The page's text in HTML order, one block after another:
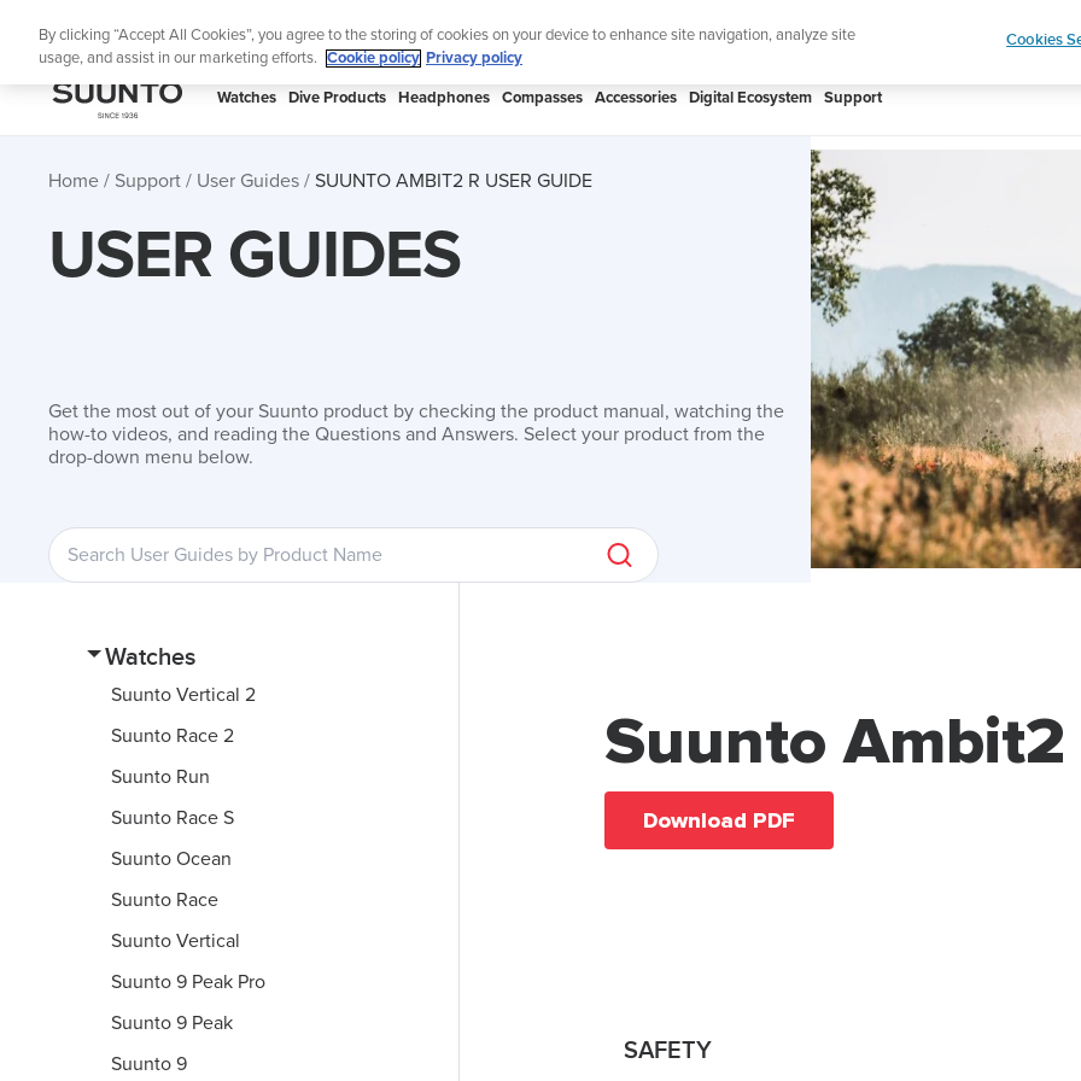
Lightweight sports watch designed for runners Shop
SUUNTO
Watches Dive Products Headphones Compasses Accessories Digital Ecosystem Support
Home Support User Guides SUUNTO AMBIT2 R USER GUIDE
USER GUIDES
Get the most out of your Suunto product by checking the product manual, watching the
how-to videos, and reading the Questions and Answers. Select your product from the
drop-down menu below.
Watches
Suunto Vertical 2
Suunto Race 2
Suunto Run
Suunto Race S
Suunto Ocean
Suunto Race
Suunto Vertical
Suunto 9 Peak Pro
Suunto 9 Peak
Suunto 9
Suunto Ambit2
Download PDF
SAFETY
By clicking “Accept All Cookies”, you agree to the storing of cookies on your device to enhance site navigation, analyze site
usage, and assist in our marketing efforts.
Cookie policy Privacy policy
Cookies